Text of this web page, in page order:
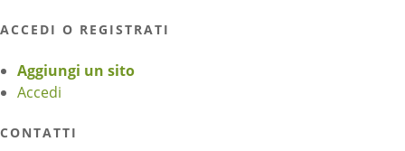
ACCEDI O REGISTRATI
Aggiungi un sito
Accedi
CONTATTI